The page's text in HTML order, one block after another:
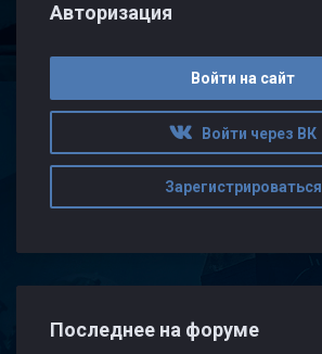
Авторизация
Войти на сайт
Войти через ВК
Зарегистрироваться
Последнее на форуме